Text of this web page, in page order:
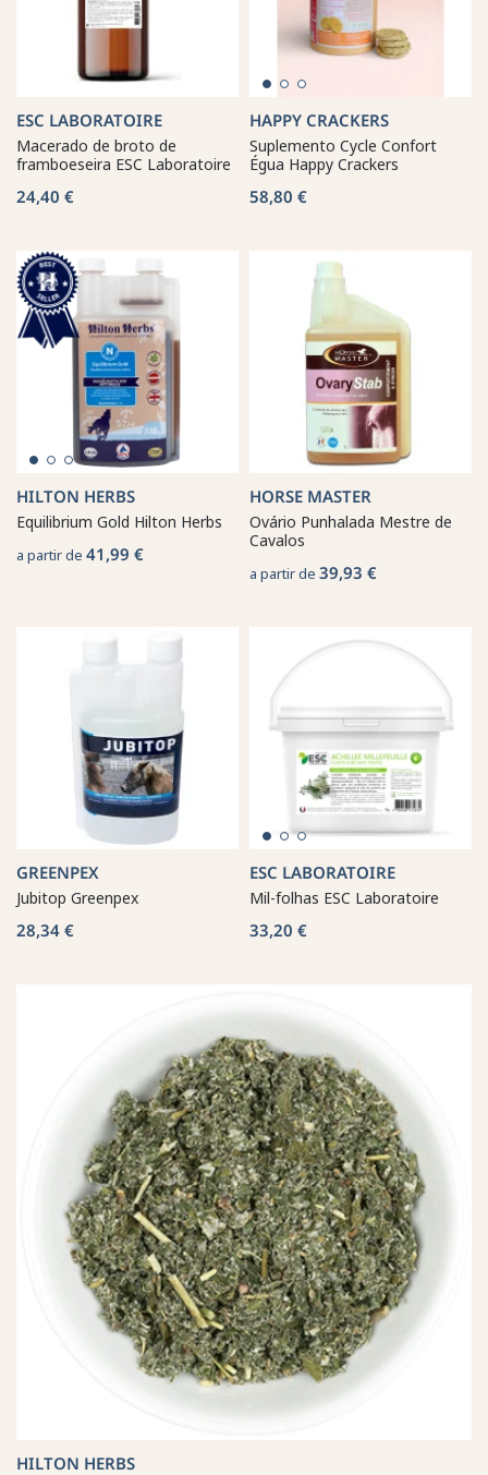
ESC LABORATOIRE
Macerado de broto de
framboeseira ESC Laboratoire
24,40 €
HAPPY CRACKERS
Suplemento Cycle Confort
Égua Happy Crackers
58,80 €
HILTON HERBS
Equilibrium Gold Hilton Herbs
a partir de 41,99 €
HORSE MASTER
Ovário Punhalada Mestre de
Cavalos
a partir de 39,93 €
GREENPEX
Jubitop Greenpex
28,34 €
ESC LABORATOIRE
Mil-folhas ESC Laboratoire
33,20 €
HILTON HERBS